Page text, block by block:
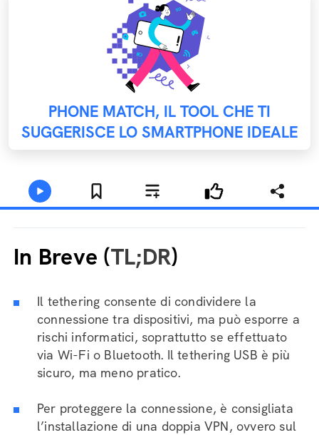
PHONE MATCH, IL TOOL CHE TI
SUGGERISCE LO SMARTPHONE IDEALE
In Breve (TL;DR)
Il tethering consente di condividere la
connessione tra dispositivi, ma può esporre a
rischi informatici, soprattutto se effettuato
via Wi-Fi o Bluetooth. Il tethering USB è più
sicuro, ma meno pratico.
Per proteggere la connessione, è consigliata
l’installazione di una doppia VPN, ovvero sul